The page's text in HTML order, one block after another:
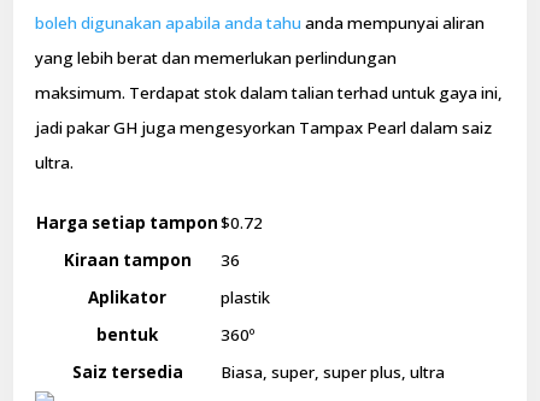
boleh digunakan apabila anda tahu anda mempunyai aliran
yang lebih berat dan memerlukan perlindungan
maksimum. Terdapat stok dalam talian terhad untuk gaya ini,
jadi pakar GH juga mengesyorkan Tampax Pearl dalam saiz
ultra.
Harga setiap tampon$0.72
Kiraan tampon
36
Aplikator
plastik
bentuk
360º
Saiz tersedia
Biasa, super, super plus, ultra